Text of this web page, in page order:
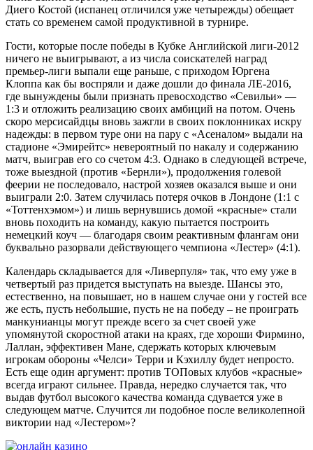
Диего Костой (испанец отличился уже четырежды) обещает
стать со временем самой продуктивной в турнире.
Гости, которые после победы в Кубке Английской лиги-2012
ничего не выигрывают, а из числа соискателей наград
премьер-лиги выпали еще раньше, с приходом Юргена
Клоппа как бы воспряли и даже дошли до финала ЛЕ-2016,
где вынуждены были признать превосходство «Севильи» —
1:3 и отложить реализацию своих амбиций на потом. Очень
скоро мерсисайдцы вновь зажгли в своих поклонниках искру
надежды: в первом туре они на пару с «Асеналом» выдали на
стадионе «Эмирейтс» невероятный по накалу и содержанию
матч, выиграв его со счетом 4:3. Однако в следующей встрече,
тоже выездной (против «Бернли»), продолжения голевой
феерии не последовало, настрой хозяев оказался выше и они
выиграли 2:0. Затем случилась потеря очков в Лондоне (1:1 с
«Тоттенхэмом») и лишь вернувшись домой «красные» стали
вновь походить на команду, какую пытается построить
немецкий коуч — благодаря своим реактивным флангам они
буквально разорвали действующего чемпиона «Лестер» (4:1).
Календарь складывается для «Ливерпуля» так, что ему уже в
четвертый раз придется выступать на выезде. Шансы это,
естественно, на повышает, но в нашем случае они у гостей все
же есть, пусть небольшие, пусть не на победу – не проиграть
манкунианцы могут прежде всего за счет своей уже
упомянутой скоростной атаки на краях, где хороши Фирмино,
Лаллан, эффективен Мане, сдержать которых ключевым
игрокам обороны «Челси» Терри и Кэхиллу будет непросто.
Есть еще один аргумент: против ТОПовых клубов «красные»
всегда играют сильнее. Правда, нередко случается так, что
выдав футбол высокого качества команда сдувается уже в
следующем матче. Случится ли подобное после великолепной
виктории над «Лестером»?